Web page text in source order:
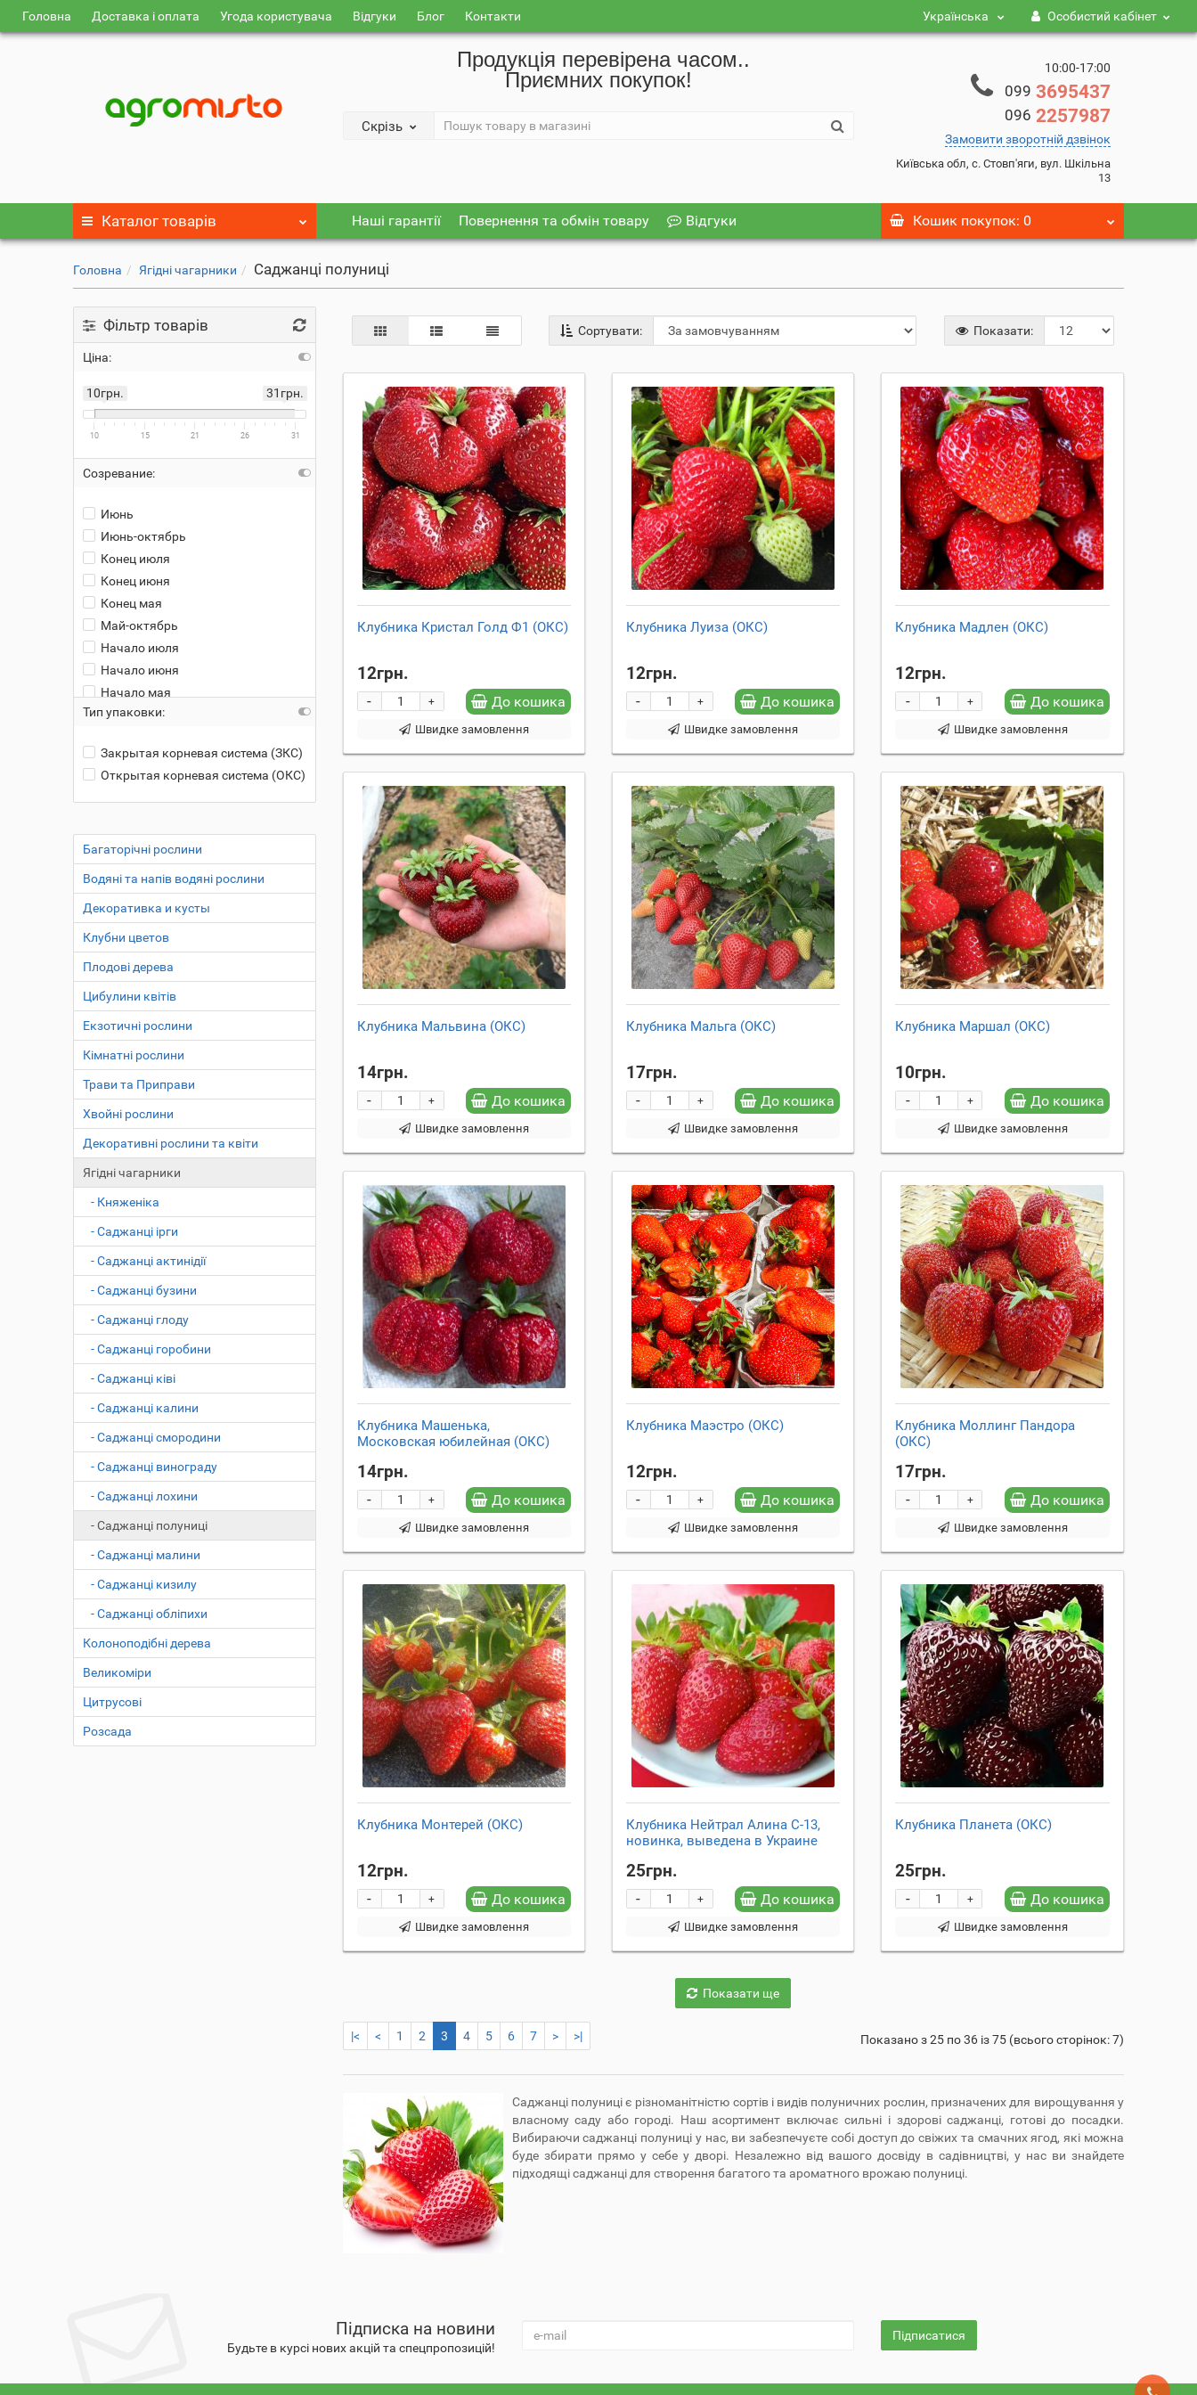
Головна Доставка і оплата Угода користувача Відгуки Блог Контакти Українська Особистий кабінет
Продукція перевірена часом..
Приємних покупок!
Скрізь
10:00-17:00
099 3695437
096 2257987
Замовити зворотній дзвінок
Київська обл, с. Стовп'яги, вул. Шкільна
13
Каталог товарів Наші гарантії Повернення та обмін товару Відгуки Кошик покупок: 0
Головна Ягідні чагарники Саджанці полуниці
Фільтр товарів
Ціна:
10грн. 31грн.
10 15 21 26 31
Созревание:
Июнь
Июнь-октябрь
Конец июля
Конец июня
Конец мая
Май-октябрь
Начало июля
Начало июня
Начало мая
Середина июля
Середина мая
начало июня
Тип упаковки:
Закрытая корневая система (ЗКС)
Открытая корневая система (ОКС)
Багаторічні рослини
Водяні та напів водяні рослини
Декоративка и кусты
Клубни цветов
Плодові дерева
Цибулини квітів
Екзотичні рослини
Кімнатні рослини
Трави та Приправи
Хвойні рослини
Декоративні рослини та квіти
Ягідні чагарники
- Княженіка
- Саджанці ірги
- Саджанці актинідії
- Саджанці бузини
- Саджанці глоду
- Саджанці горобини
- Саджанці ківі
- Саджанці калини
- Саджанці смородини
- Саджанці винограду
- Саджанці лохини
- Саджанці полуниці
- Саджанці малини
- Саджанці кизилу
- Саджанці обліпихи
Колоноподібні дерева
Великоміри
Цитрусові
Розсада
Сортувати: Показати:
Клубника Кристал Голд Ф1 (ОКС)
12грн.
+
- До кошика
Швидке замовлення
Клубника Луиза (ОКС)
12грн.
+
- До кошика
Швидке замовлення
Клубника Мадлен (ОКС)
12грн.
+
- До кошика
Швидке замовлення
Клубника Мальвина (ОКС)
14грн.
+
- До кошика
Швидке замовлення
Клубника Мальга (ОКС)
17грн.
+
- До кошика
Швидке замовлення
Клубника Маршал (ОКС)
10грн.
+
- До кошика
Швидке замовлення
Клубника Машенька,
Московская юбилейная (ОКС)
14грн.
+
- До кошика
Швидке замовлення
Клубника Маэстро (ОКС)
12грн.
+
- До кошика
Швидке замовлення
Клубника Моллинг Пандора
(ОКС)
17грн.
+
- До кошика
Швидке замовлення
Клубника Монтерей (ОКС)
12грн.
+
- До кошика
Швидке замовлення
Клубника Нейтрал Алина С-13,
новинка, выведена в Украине
25грн.
+
- До кошика
Швидке замовлення
Клубника Планета (ОКС)
25грн.
+
- До кошика
Швидке замовлення
Показати ще
|< < 1 2 3 4 5 6 7 > >| Показано з 25 по 36 із 75 (всього сторінок: 7)
Саджанці полуниці є різноманітністю сортів і видів полуничних рослин, призначених для вирощування у
власному саду або городі. Наш асортимент включає сильні і здорові саджанці, готові до посадки.
Вибираючи саджанці полуниці у нас, ви забезпечуєте собі доступ до свіжих та смачних ягод, які можна
буде збирати прямо у себе у дворі. Незалежно від вашого досвіду в садівництві, у нас ви знайдете
підходящі саджанці для створення багатого та ароматного врожаю полуниці.
Підписка на новини
Будьте в курсі нових акцій та спецпропозицій!
Підписатися